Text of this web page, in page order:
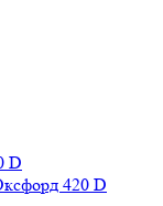
D
420 D